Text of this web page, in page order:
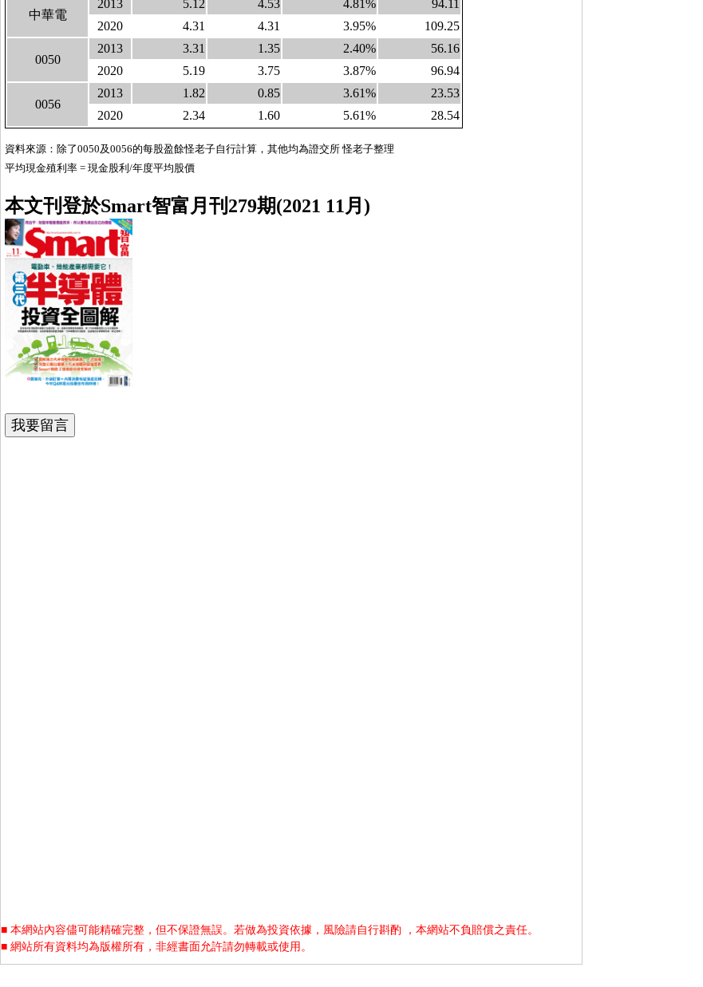
中華電
2013 5.12 4.53 4.81%
94.11
2020
4.31 4.31 3.95% 109.25
0050
2013 3.31 1.35 2.40%
56.16
2020
5.19 3.75 3.87% 96.94
0056
2013 1.82 0.85 3.61%
23.53
2020
2.34 1.60 5.61% 28.54
資料來源：除了0050及0056的每股盈餘怪老子自行計算，其他均為證交所 怪老子整理
平均現金殖利率 = 現金股利/年度平均股價
本文刊登於Smart智富月刊279期(2021 11月)
■ 本網站內容儘可能精確完整，但不保證無誤。若做為投資依據，風險請自行斟酌 ，本網站不負賠償之責任。
■ 網站所有資料均為版權所有，非經書面允許請勿轉載或使用。